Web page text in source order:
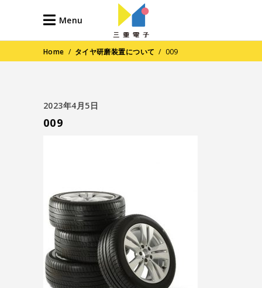
Menu
Home / タイヤ研磨装置について / 009
2023年4月5日
009